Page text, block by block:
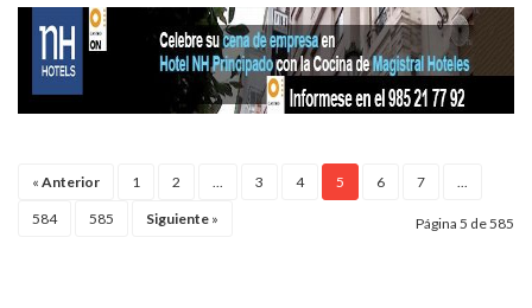
« Anterior 1 2 3 4 5 6 7
584 585 Siguiente » Página 5 de 585